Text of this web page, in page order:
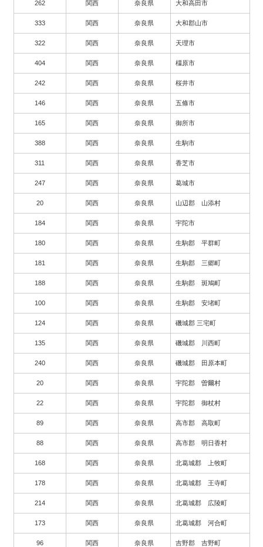
262 関西 奈良県 大和高田市
333 関西 奈良県 大和郡山市
322 関西 奈良県 天理市
404 関西 奈良県 橿原市
242 関西 奈良県 桜井市
146 関西 奈良県 五條市
165 関西 奈良県 御所市
388 関西 奈良県 生駒市
311 関西 奈良県 香芝市
247 関西 奈良県 葛城市
20 関西 奈良県 山辺郡 山添村
184 関西 奈良県 宇陀市
180 関西 奈良県 生駒郡 平群町
181 関西 奈良県 生駒郡 三郷町
188 関西 奈良県 生駒郡 斑鳩町
100 関西 奈良県 生駒郡 安堵町
124 関西 奈良県 磯城郡 三宅町
135 関西 奈良県 磯城郡 川西町
240 関西 奈良県 磯城郡 田原本町
20 関西 奈良県 宇陀郡 曽爾村
22 関西 奈良県 宇陀郡 御杖村
89 関西 奈良県 高市郡 高取町
88 関西 奈良県 高市郡 明日香村
168 関西 奈良県 北葛城郡 上牧町
178 関西 奈良県 北葛城郡 王寺町
214 関西 奈良県 北葛城郡 広陵町
173 関西 奈良県 北葛城郡 河合町
96 関西 奈良県 吉野郡 吉野町